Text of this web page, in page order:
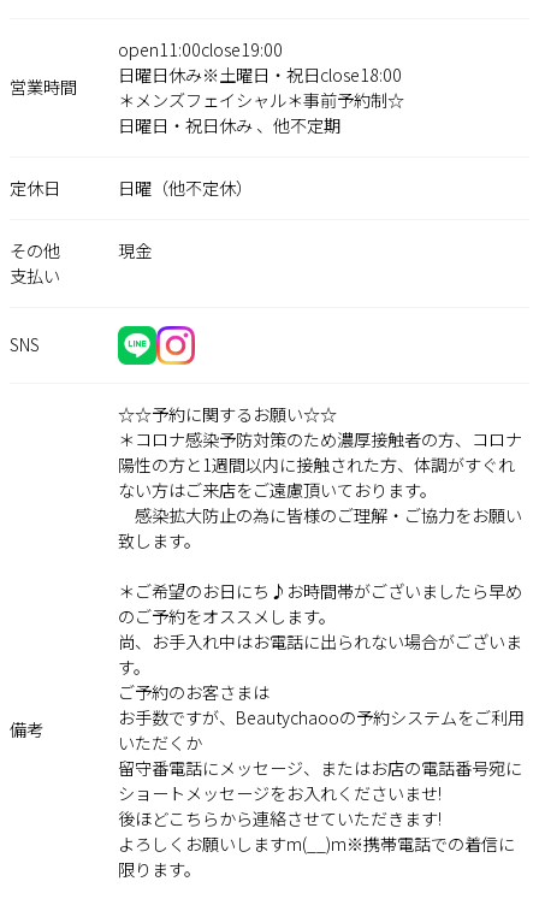
営業時間
open11:00close19:00
日曜日休み※土曜日・祝日close18:00
＊メンズフェイシャル＊事前予約制☆
日曜日・祝日休み 、他不定期
定休日 日曜（他不定休）
その他
支払い
現金
SNS
備考
☆☆予約に関するお願い☆☆
＊コロナ感染予防対策のため濃厚接触者の方、コロナ
陽性の方と1週間以内に接触された方、体調がすぐれ
ない方はご来店をご遠慮頂いております。
感染拡大防止の為に皆様のご理解・ご協力をお願い
致します。
＊ご希望のお日にち♪お時間帯がございましたら早め
のご予約をオススメします。
尚、お手入れ中はお電話に出られない場合がございま
す。
ご予約のお客さまは
お手数ですが、Beautychaooの予約システムをご利用
いただくか
留守番電話にメッセージ、またはお店の電話番号宛に
ショートメッセージをお入れくださいませ!
後ほどこちらから連絡させていただきます!
よろしくお願いしますm(__)m※携帯電話での着信に
限ります。